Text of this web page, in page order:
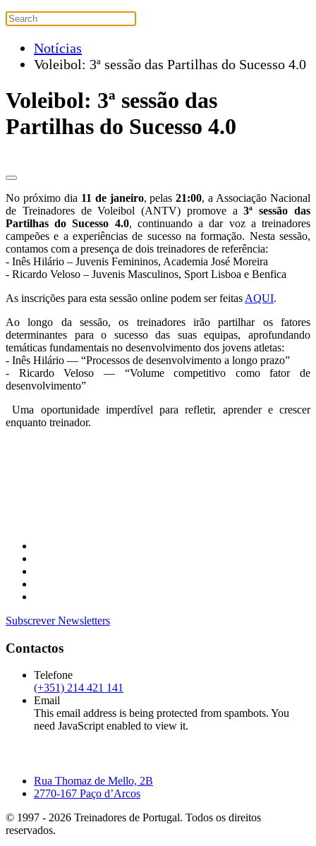
Notícias
Voleibol: 3ª sessão das Partilhas do Sucesso 4.0
Voleibol: 3ª sessão das
Partilhas do Sucesso 4.0
No próximo dia 11 de janeiro, pelas21:00, a Associação Nacional
de Treinadores de Voleibol (ANTV) promove a3ª sessão das
Partilhas do Sucesso 4.0, continuando a dar voz a treinadores
campeões e a experiências de sucesso na formação. Nesta sessão,
contamos com a presença de dois treinadores de referência:
- Inês Hilário – Juvenis Femininos, Academia José Moreira
- Ricardo Veloso – Juvenis Masculinos, Sport Lisboa e Benfica
As inscrições para esta sessão online podem ser feitas AQUI.
Ao longo da sessão, os treinadores irão partilhar os fatores
determinantes para o sucesso das suas equipas, aprofundando
temáticas fundamentais no desenvolvimento dos jovens atletas:
- Inês Hilário — “Processos de desenvolvimento a longo prazo”
- Ricardo Veloso — “Volume competitivo como fator de
desenvolvimento”
Uma oportunidade imperdível para refletir, aprender e crescer
enquanto treinador.
Subscrever Newsletters
Contactos
Telefone
(+351) 214 421 141
Email
This email address is being protected from spambots. You
need JavaScript enabled to view it.
Rua Thomaz de Mello, 2B
2770-167 Paço d’Arcos
© 1997 - 2026 Treinadores de Portugal. Todos os direitos
reservados.